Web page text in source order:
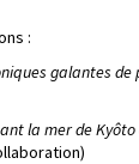
:
galantes de
la mer de